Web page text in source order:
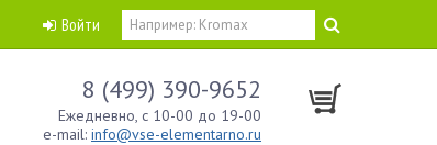
Войти
8 (499) 390-9652
Ежедневно, с 10-00 до 19-00
e-mail: info@vse-elementarno.ru